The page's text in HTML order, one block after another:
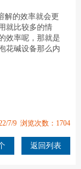
的效率就会更
就比较多的情
效率呢，那就是
花碱设备那么内
7/9 浏览次数：1704
返回列表